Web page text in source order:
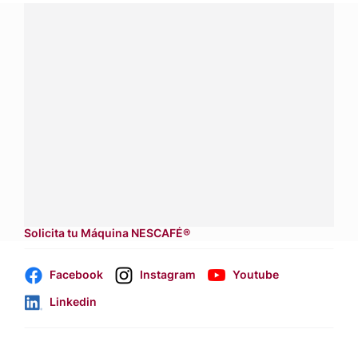
Solicita tu Máquina NESCAFÉ®
Facebook Instagram
Youtube
Linkedin